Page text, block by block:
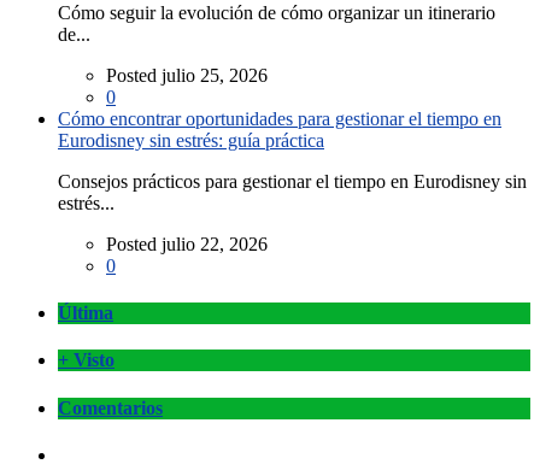
Cómo seguir la evolución de cómo organizar un itinerario
de...
Posted julio 25, 2026
0
Cómo encontrar oportunidades para gestionar el tiempo en
Eurodisney sin estrés: guía práctica
Consejos prácticos para gestionar el tiempo en Eurodisney sin
estrés...
Posted julio 22, 2026
0
Última
+ Visto
Comentarios